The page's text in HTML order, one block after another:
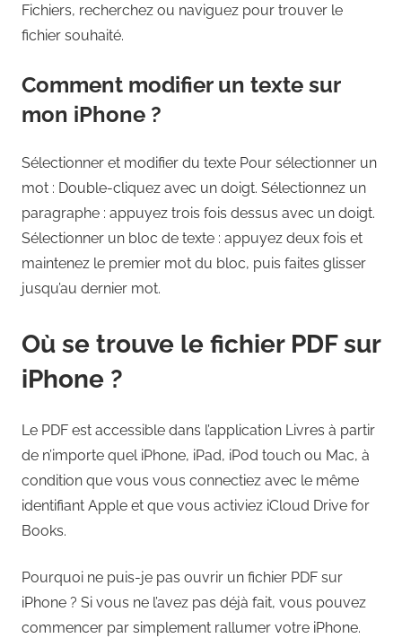
Fichiers, recherchez ou naviguez pour trouver le
fichier souhaité.
Comment modifier un texte sur
mon iPhone ?
Sélectionner et modifier du texte Pour sélectionner un
mot : Double-cliquez avec un doigt. Sélectionnez un
paragraphe : appuyez trois fois dessus avec un doigt.
Sélectionner un bloc de texte : appuyez deux fois et
maintenez le premier mot du bloc, puis faites glisser
jusqu’au dernier mot.
Où se trouve le fichier PDF sur
iPhone ?
Le PDF est accessible dans l’application Livres à partir
de n’importe quel iPhone, iPad, iPod touch ou Mac, à
condition que vous vous connectiez avec le même
identifiant Apple et que vous activiez iCloud Drive for
Books.
Pourquoi ne puis-je pas ouvrir un fichier PDF sur
iPhone ? Si vous ne l’avez pas déjà fait, vous pouvez
commencer par simplement rallumer votre iPhone.